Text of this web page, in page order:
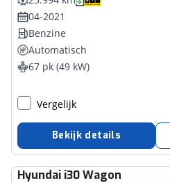
04-2021
Benzine
Automatisch
67 pk (49 kW)
Vergelijk
Bekijk details
Hyundai i30 Wagon